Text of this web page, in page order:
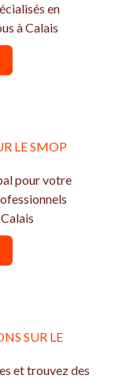
en
à Calais
LE SMOP
pour votre
SUR LE
et trouvez des